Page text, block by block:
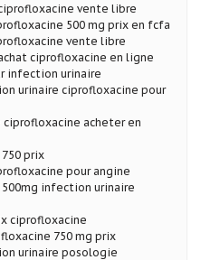
vente libre
500 mg prix en fcfa
vente libre
ciprofloxacine en ligne
infection urinaire
urinaire ciprofloxacine pour
acheter en
prix
pour angine
infection urinaire
ciprofloxacine
750 mg prix
urinaire posologie